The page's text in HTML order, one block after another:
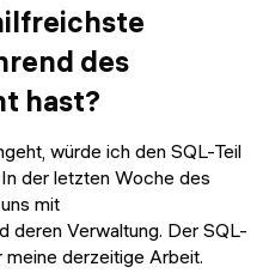
des
hast?
würde ich den SQL-Teil
der letzten Woche des
mit
deren Verwaltung. Der SQL-
meine derzeitige Arbeit.